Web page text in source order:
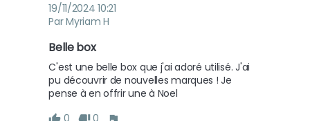
19/11/2024 10:21
Par Myriam H
Belle box
C'est une belle box que j'ai adoré utilisé. J'ai
pu découvrir de nouvelles marques ! Je
pense à en offrir une à Noel